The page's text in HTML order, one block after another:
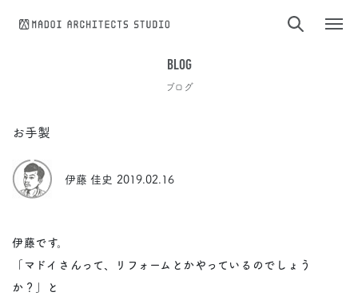
BLOG
ブログ
お手製
伊藤 佳史 2019.02.16
伊藤です。
「マドイさんって、リフォームとかやっているのでしょう
か？」と